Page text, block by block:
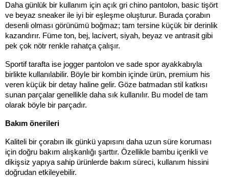
Daha günlük bir kullanım için açık gri chino pantolon, basic tişört
ve beyaz sneaker ile iyi bir eşleşme oluşturur. Burada çorabın
desenli olması görünümü boğmaz; tam tersine küçük bir derinlik
kazandırır. Füme ton, bej, lacivert, siyah, beyaz ve antrasit gibi
pek çok nötr renkle rahatça çalışır.
Sportif tarafta ise jogger pantolon ve sade spor ayakkabıyla
birlikte kullanılabilir. Böyle bir kombin içinde ürün, premium his
veren küçük bir detay haline gelir. Göze batmadan stil katkısı
sunan parçalar genellikle daha sık kullanılır. Bu model de tam
olarak böyle bir parçadır.
Bakım önerileri
Kaliteli bir çorabın ilk günkü yapısını daha uzun süre koruması
için doğru bakım alışkanlığı şarttır. Özellikle bambu içerikli ve
dikişsiz yapıya sahip ürünlerde bakım süreci, kullanım hissini
doğrudan etkileyebilir.